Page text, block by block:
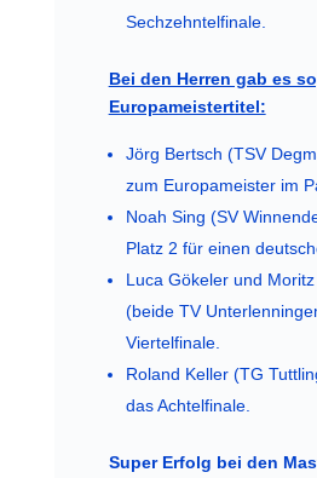
Sechzehntelfinale.
Bei den Herren gab es
Europameistertitel:
Jörg Bertsch (TSV
zum Europameister im
Noah Sing (SV
Platz 2 für einen
Luca Gökeler und
(beide TV
Viertelfinale.
Roland Keller (TG
das Achtelfinale.
Super Erfolg bei den